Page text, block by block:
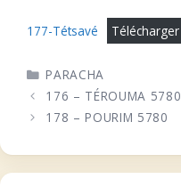
177-Tétsavé Télécharger
CATÉGORIES
PARACHA
176 – TÉROUMA 5780
178 – POURIM 5780